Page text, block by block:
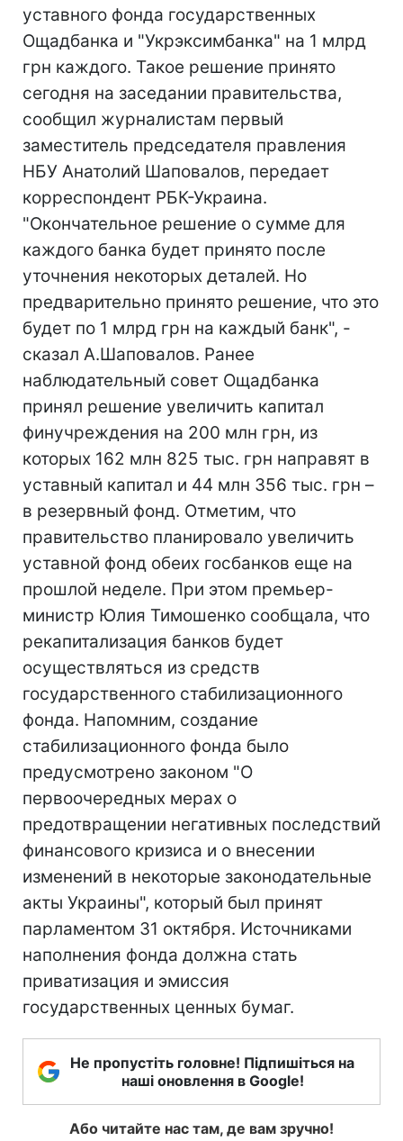
уставного фонда государственных
Ощадбанка и "Укрэксимбанка" на 1 млрд
грн каждого. Такое решение принято
сегодня на заседании правительства,
сообщил журналистам первый
заместитель председателя правления
НБУ Анатолий Шаповалов, передает
корреспондент РБК-Украина.
"Окончательное решение о сумме для
каждого банка будет принято после
уточнения некоторых деталей. Но
предварительно принято решение, что это
будет по 1 млрд грн на каждый банк", -
сказал А.Шаповалов. Ранее
наблюдательный совет Ощадбанка
принял решение увеличить капитал
финучреждения на 200 млн грн, из
которых 162 млн 825 тыс. грн направят в
уставный капитал и 44 млн 356 тыс. грн –
в резервный фонд. Отметим, что
правительство планировало увеличить
уставной фонд обеих госбанков еще на
прошлой неделе. При этом премьер-
министр Юлия Тимошенко сообщала, что
рекапитализация банков будет
осуществляться из средств
государственного стабилизационного
фонда. Напомним, создание
стабилизационного фонда было
предусмотрено законом "О
первоочередных мерах о
предотвращении негативных последствий
финансового кризиса и о внесении
изменений в некоторые законодательные
акты Украины", который был принят
парламентом 31 октября. Источниками
наполнения фонда должна стать
приватизация и эмиссия
государственных ценных бумаг.
Не пропустіть головне! Підпишіться на
наші оновлення в Google!
Або читайте нас там, де вам зручно!